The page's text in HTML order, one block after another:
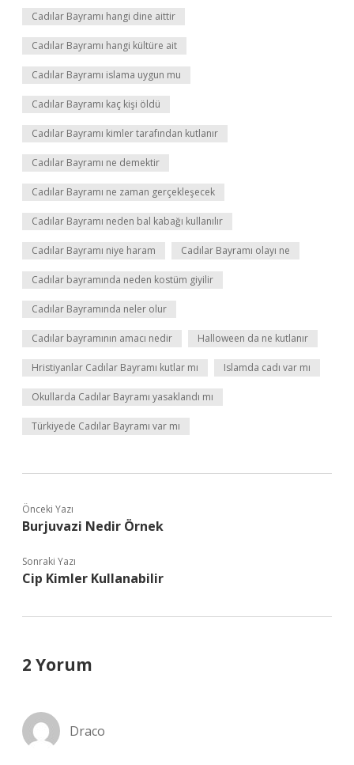
Cadılar Bayramı hangi dine aittir
Cadılar Bayramı hangi kültüre ait
Cadılar Bayramı islama uygun mu
Cadılar Bayramı kaç kişi öldü
Cadılar Bayramı kimler tarafından kutlanır
Cadılar Bayramı ne demektir
Cadılar Bayramı ne zaman gerçekleşecek
Cadılar Bayramı neden bal kabağı kullanılır
Cadılar Bayramı niye haram Cadılar Bayramı olayı ne
Cadılar bayramında neden kostüm giyilir
Cadılar Bayramında neler olur
Cadılar bayramının amacı nedir Halloween da ne kutlanır
Hristiyanlar Cadılar Bayramı kutlar mı Islamda cadı var mı
Okullarda Cadılar Bayramı yasaklandı mı
Türkiyede Cadılar Bayramı var mı
Önceki Yazı
Burjuvazi Nedir Örnek
Sonraki Yazı
Cip Kimler Kullanabilir
2 Yorum
Draco